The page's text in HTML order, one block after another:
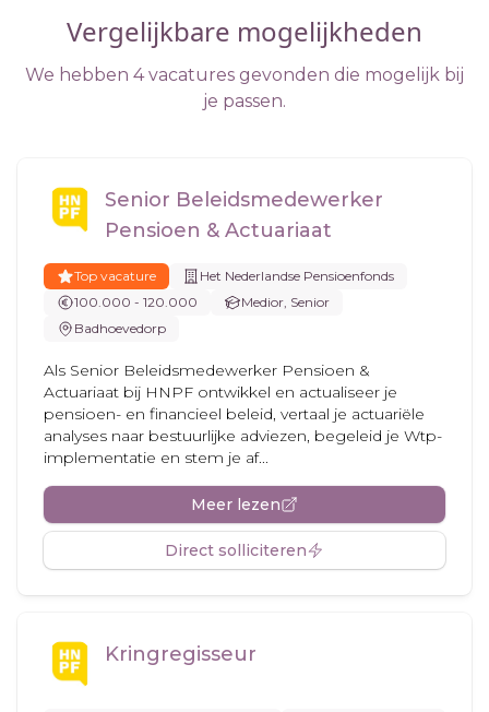
Vergelijkbare mogelijkheden
We hebben 4 vacatures gevonden die mogelijk bij
je passen.
Senior Beleidsmedewerker
Pensioen & Actuariaat
Top vacature
Het Nederlandse Pensioenfonds
100.000 - 120.000
Medior, Senior
Badhoevedorp
Als Senior Beleidsmedewerker Pensioen &
Actuariaat bij HNPF ontwikkel en actualiseer je
pensioen- en financieel beleid, vertaal je actuariële
analyses naar bestuurlijke adviezen, begeleid je Wtp-
implementatie en stem je af...
Meer lezen
Direct solliciteren
Kringregisseur